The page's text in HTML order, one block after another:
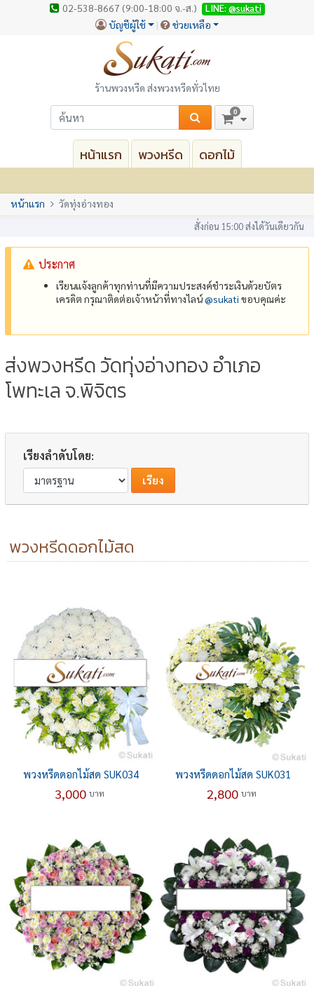
02-538-8667 (9:00-18:00 จ.-ส.) LINE: @sukati
บัญชีผู้ใช้ ช่วยเหลือ
ร้านพวงหรีด ส่งพวงหรีดทั่วไทย
0
หน้าแรก พวงหรีด ดอกไม้
หน้าแรก วัดทุ่งอ่างทอง
สั่งก่อน 15:00 ส่งได้วันเดียวกัน
ประกาศ
เรียนแจ้งลูกค้าทุกท่านที่มีความประสงค์ชำระเงินด้วยบัตร
เครดิต กรุณาติดต่อเจ้าหน้าที่ทางไลน์@‌sukati ขอบคุณค่ะ
ส่งพวงหรีด วัดทุ่งอ่างทอง อำเภอ
โพทะเล จ.พิจิตร
เรียงลำดับโดย:
พวงหรีดดอกไม้สด
พวงหรีดดอกไม้สด SUK034
3,000 บาท
พวงหรีดดอกไม้สด SUK031
2,800 บาท